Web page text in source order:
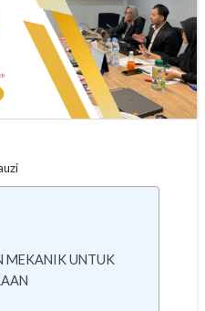
MEKANIK UNTUK